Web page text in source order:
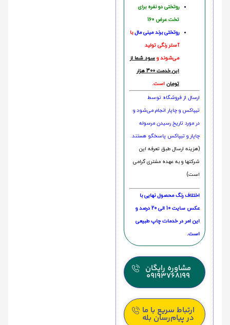
روتختی دو نفره برای
تخت عرض 160
روتختی‌ برند مینی مالبا
آستر رنگی تولید
می‌شوند و سود شما از
این خدمت 300 هزار
تومان است.
ارسال از فروشگاه توسط
تیپاکس و چاپار انجام می‌شود و
در مورد تاریخ رسیدن مرسوله
چاپار و تیپاکس پاسخگو هستند.
(هزینه ارسال طبق تعرفه این
شرکتها و به عهده مشتری گرامی
است)
اختلاف رنگ محصول نهایی با
عکس سایت 10 الی 20 درصد و
این امر در خدمات چاپ طبیعی
است.
مشاوره رایگان
09193768199
ارتباط سریع با ما
در پیام‌رسان بله